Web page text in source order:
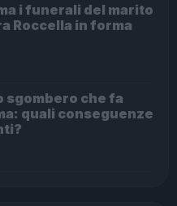
i funerali del marito
Roccella in forma
sgombero che fa
quali conseguenze